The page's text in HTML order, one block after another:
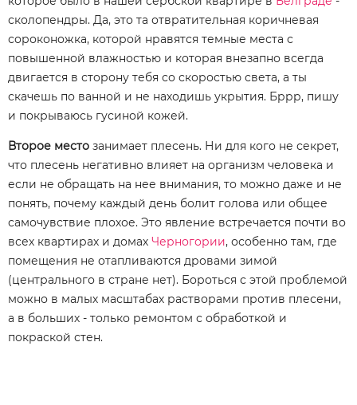
сколопендры. Да, это та отвратительная коричневая
сороконожка, которой нравятся темные места с
повышенной влажностью и которая внезапно всегда
двигается в сторону тебя со скоростью света, а ты
скачешь по ванной и не находишь укрытия. Бррр, пишу
и покрываюсь гусиной кожей.
Второе место занимает плесень. Ни для кого не секрет,
что плесень негативно влияет на организм человека и
если не обращать на нее внимания, то можно даже и не
понять, почему каждый день болит голова или общее
самочувствие плохое. Это явление встречается почти во
всех квартирах и домах Черногории, особенно там, где
помещения не отапливаются дровами зимой
(центрального в стране нет). Бороться с этой проблемой
можно в малых масштабах растворами против плесени,
а в больших - только ремонтом с обработкой и
покраской стен.